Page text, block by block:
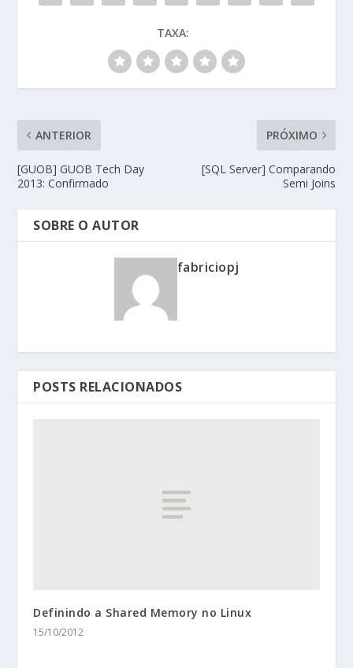
TAXA:
ANTERIOR
[GUOB] GUOB Tech Day
2013: Confirmado
PRÓXIMO
[SQL Server] Comparando
Semi Joins
SOBRE O AUTOR
fabriciopj
POSTS RELACIONADOS
Definindo a Shared Memory no Linux
15/10/2012